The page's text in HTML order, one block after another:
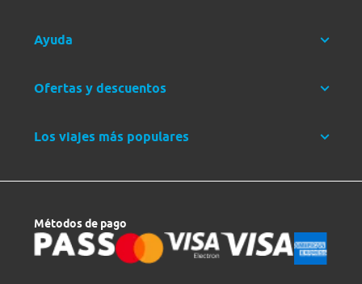
Ayuda
Ofertas y descuentos
Los viajes más populares
Métodos de pago